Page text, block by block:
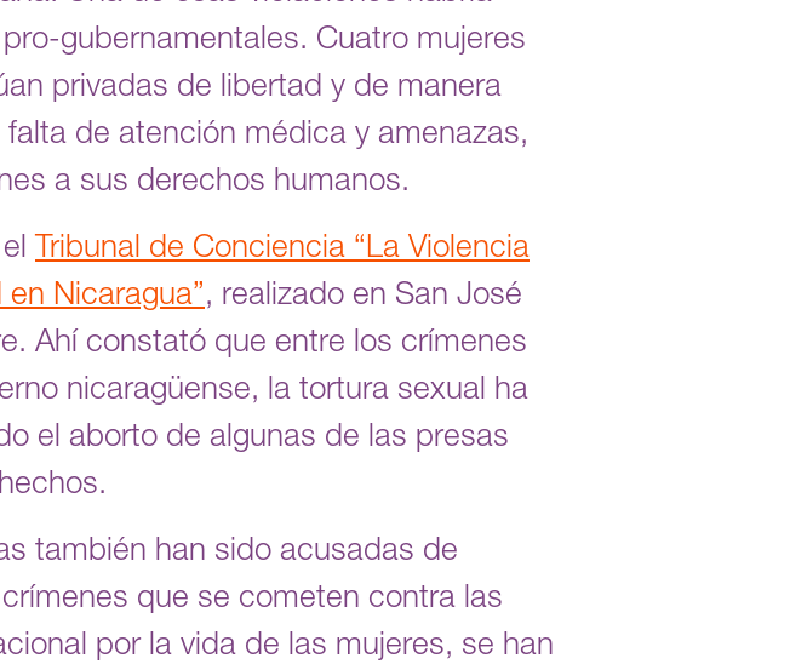
gubernamentales. Cuatro mujeres
privadas de libertad y de manera
de atención médica y amenazas,
a sus derechos humanos.
Tribunal de Conciencia “La Violencia
Nicaragua”, realizado en San José
Ahí constató que entre los crímenes
nicaragüense, la tortura sexual ha
el aborto de algunas de las presas
también han sido acusadas de
que se cometen contra las
por la vida de las mujeres, se han